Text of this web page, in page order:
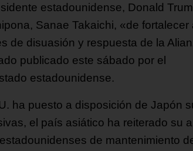
estadounidense, Donald
Sanae Takaichi, «de fortalecer
de disuasión y respuesta de la
publicado este sábado por el
estadounidense.
ha puesto a disposición de Japón
el país asiático ha reiterado su
de mantenimiento